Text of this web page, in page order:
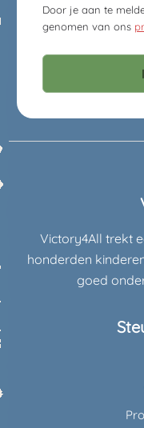
Door je aan te
genomen van ons
Victory4All trekt
honderden
goed